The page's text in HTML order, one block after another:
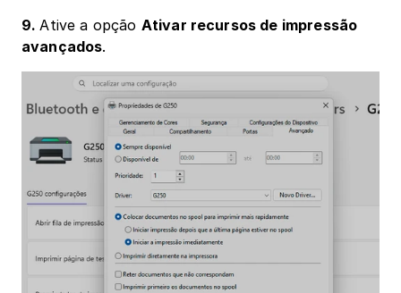
9. Ative a opção Ativar recursos de impressão
avançados.